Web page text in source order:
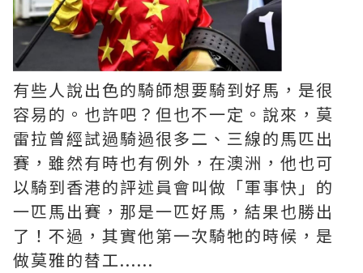
有些人說出色的騎師想要騎到好馬，是很
容易的。也許吧？但也不一定。說來，莫
雷拉曾經試過騎過很多二、三線的馬匹出
賽，雖然有時也有例外，在澳洲，他也可
以騎到香港的評述員會叫做「軍事快」的
一匹馬出賽，那是一匹好馬，結果也勝出
了！不過，其實他第一次騎牠的時候，是
做莫雅的替工......